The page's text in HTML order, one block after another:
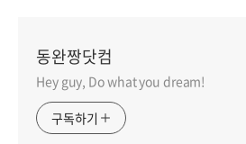
동완짱닷컴
Hey guy, Do what you dream!
구독하기